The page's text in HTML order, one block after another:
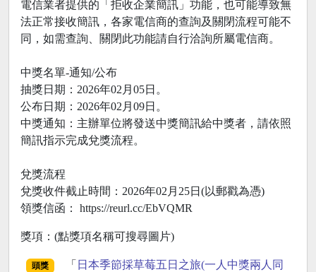
電信業者提供的「拒收企業簡訊」功能，也可能導致無
法正常接收簡訊，各家電信商的查詢及關閉流程可能不
同，如需查詢、關閉此功能請自行洽詢所屬電信商。
中獎名單-通知/公布
抽獎日期：2026年02月05日。
公布日期：2026年02月09日。
中獎通知：主辦單位將發送中獎簡訊給中獎者，請依照
簡訊指示完成兌獎流程。
兌獎流程
兌獎收件截止時間：2026年02月25日(以郵戳為憑)
領獎信函： https://reurl.cc/EbVQMR
獎項：(點獎項名稱可搜尋圖片)
頭獎 「 日本季節採草莓五日之旅(一人中獎兩人同